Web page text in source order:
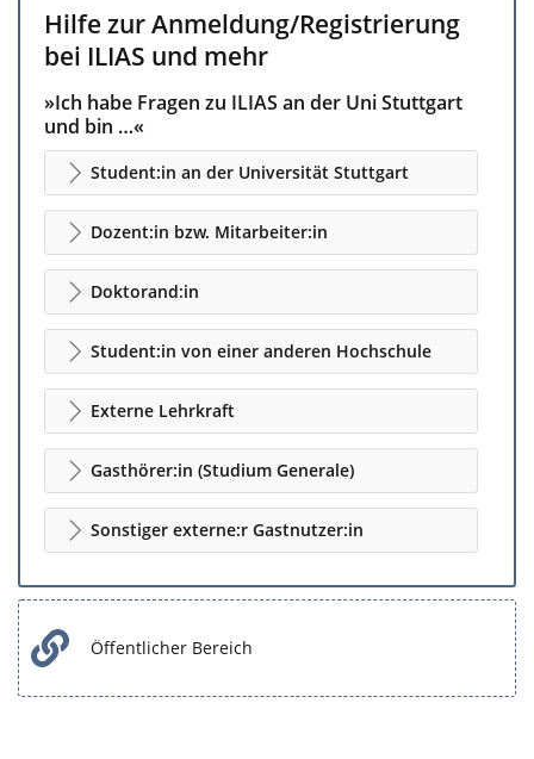
Hilfe zur Anmeldung/Registrierung
bei ILIAS und mehr
»Ich habe Fragen zu ILIAS an der Uni Stuttgart
und bin …«
Student:in an der Universität Stuttgart
Dozent:in bzw. Mitarbeiter:in
Doktorand:in
Student:in von einer anderen Hochschule
Externe Lehrkraft
Gasthörer:in (Studium Generale)
Sonstiger externe:r Gastnutzer:in
Öffentlicher Bereich